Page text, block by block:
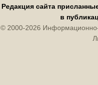
Редакция сайта
в
© 2000-2026